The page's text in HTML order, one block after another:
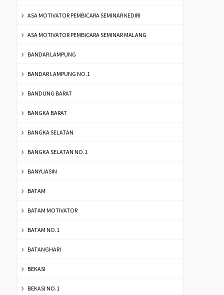
ASA MOTIVATOR PEMBICARA SEMINAR KEDIRI
ASA MOTIVATOR PEMBICARA SEMINAR MALANG
BANDAR LAMPUNG
BANDAR LAMPUNG NO.1
BANDUNG BARAT
BANGKA BARAT
BANGKA SELATAN
BANGKA SELATAN NO.1
BANYUASIN
BATAM
BATAM MOTIVATOR
BATAM NO.1
BATANGHARI
BEKASI
BEKASI NO.1